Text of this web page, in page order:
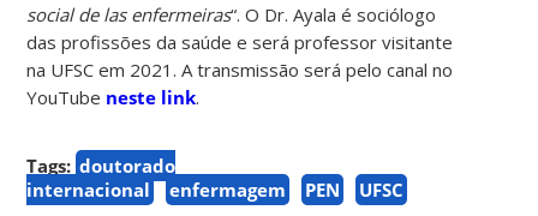
social de las enfermeiras“. O Dr. Ayala é sociólogo
das profissões da saúde e será professor visitante
na UFSC em 2021. A transmissão será pelo canal no
YouTube neste link.
Tags: doutorado
internacional
enfermagem PEN UFSC